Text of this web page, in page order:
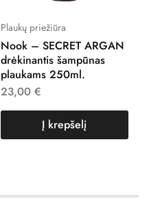
Plaukų priežiūra
Nook – SECRET ARGAN
drėkinantis šampūnas
plaukams 250ml.
23,00 €
Į krepšelį